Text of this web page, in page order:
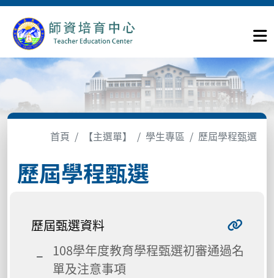
首頁 【主選單】 學生專區 歷屆學程甄選
歷屆學程甄選
歷屆甄選資料
108學年度教育學程甄選初審通過名
單及注意事項